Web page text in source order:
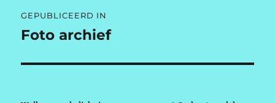
GEPUBLICEERD IN
Foto archief